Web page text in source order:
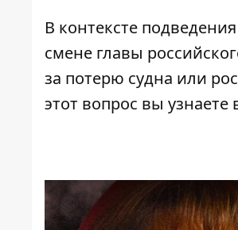
В контексте
смене главы
за потерю судна или
этот вопрос вы узнаете